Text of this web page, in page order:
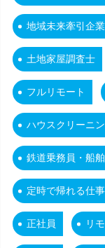
地域未来牽引企業
土地家屋調査士
フルリモート
ハウスクリーニ
鉄道乗務員・船
定時で帰れる仕事
正社員 リ